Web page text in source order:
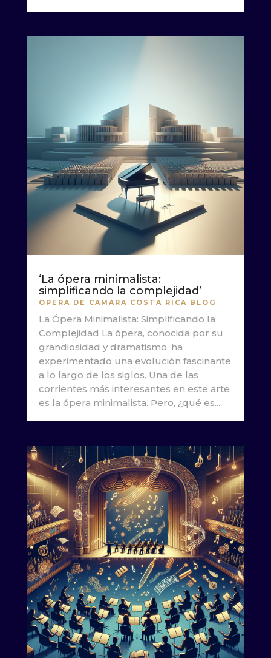
‘La ópera minimalista:
simplificando la complejidad’
OPERA DE CAMARA COSTA RICA BLOG
La Ópera Minimalista: Simplificando la
Complejidad La ópera, conocida por su
grandiosidad y dramatismo, ha
experimentado una evolución fascinante
a lo largo de los siglos. Una de las
corrientes más interesantes en este arte
es la ópera minimalista. Pero, ¿qué es...